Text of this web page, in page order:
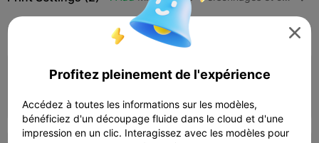
K2 Plus K2 Pro
Couche de 0,2 mm, 3 parois, 15 % de

Profitez pleinement de l'expérience
Accédez à toutes les informations sur les modèles,
bénéficiez d'un découpage fluide dans le cloud et d'une
impression en un clic. Interagissez avec les modèles pour